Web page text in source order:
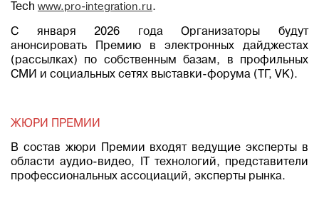
Tech www.pro-integration.ru.
С января 2026 года Организаторы будут
анонсировать Премию в электронных дайджестах
(рассылках) по собственным базам, в профильных
СМИ и социальных сетях выставки-форума (ТГ, VK).
ЖЮРИ ПРЕМИИ
В состав жюри Премии входят ведущие эксперты в
области аудио-видео, IT технологий, представители
профессиональных ассоциаций, эксперты рынка.